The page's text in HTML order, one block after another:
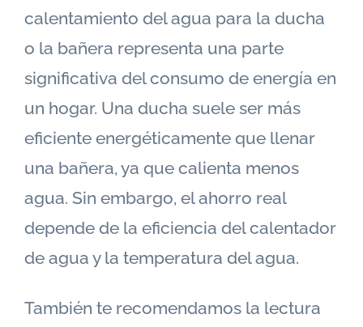
calentamiento del agua para la ducha
o la bañera representa una parte
significativa del consumo de energía en
un hogar. Una ducha suele ser más
eficiente energéticamente que llenar
una bañera, ya que calienta menos
agua. Sin embargo, el ahorro real
depende de la eficiencia del calentador
de agua y la temperatura del agua.
También te recomendamos la lectura